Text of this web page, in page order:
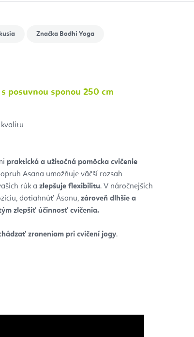
Značka Bodhi Yoga
posuvnou sponou 250 cm
praktická a užitočná pomôcka cvičenie
Asana umožňuje väčší rozsah
rúk a zlepšuje flexibilitu. V náročnejších
dotiahnúť Ásanu, zároveň dlhšie a
zlepšiť účinnosť cvičenia.
zraneniam pri cvičení jogy.